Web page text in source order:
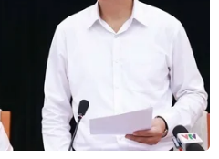
học và
về hành vi